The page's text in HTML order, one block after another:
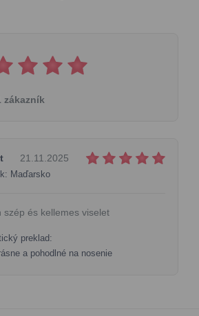
zákazník
21.11.2025
Maďarsko
szép és kellemes viselet
preklad:
a pohodlné na nosenie